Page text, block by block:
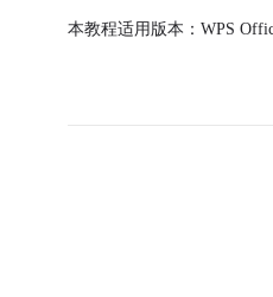
本教程适用版本：WPS